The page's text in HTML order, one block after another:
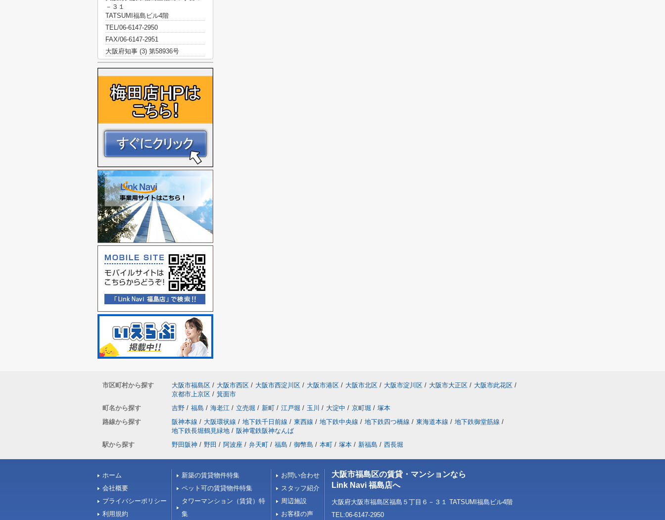
－３１
TATSUMI福島ビル4階
TEL/06-6147-2950
FAX/06-6147-2951
大阪府知事 (3) 第58936号
市区町村から探す 大阪市福島区 / 大阪市西区 / 大阪市西淀川区 / 大阪市港区 / 大阪市北区 / 大阪市淀川区 / 大阪市大正区 / 大阪市此花区 /
京都市上京区 / 箕面市
町名から探す
吉野 / 福島 / 海老江 / 立売堀 / 新町 / 江戸堀 / 玉川 / 大淀中 / 京町堀 / 塚本
路線から探す
阪神本線 / 大阪環状線 / 地下鉄千日前線 / 東西線 / 地下鉄中央線 / 地下鉄四つ橋線 / 東海道本線 / 地下鉄御堂筋線 /
地下鉄長堀鶴見緑地 / 阪神電鉄阪神なんば
駅から探す
野田阪神 / 野田 / 阿波座 / 弁天町 / 福島 / 御幣島 / 本町 / 塚本 / 新福島 / 西長堀
ホーム
会社概要
プライバシーポリシー
利用規約
新築の賃貸物件特集
ペット可の賃貸物件特集
タワーマンション（賃貸）特
集
お問い合わせ
スタッフ紹介
周辺施設
お客様の声
大阪市福島区の賃貸・マンションなら
Link Navi 福島店へ
大阪府大阪市福島区福島５丁目６－３１ TATSUMI福島ビル4階
TEL:06-6147-2950